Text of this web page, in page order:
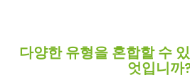
다양한 유형을 혼합할 수
엇입니까